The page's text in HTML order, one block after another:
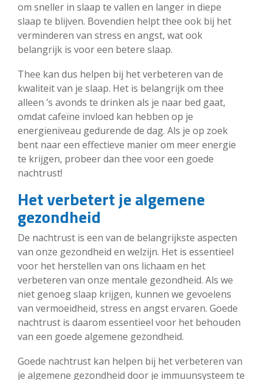
om sneller in slaap te vallen en langer in diepe
slaap te blijven. Bovendien helpt thee ook bij het
verminderen van stress en angst, wat ook
belangrijk is voor een betere slaap.
Thee kan dus helpen bij het verbeteren van de
kwaliteit van je slaap. Het is belangrijk om thee
alleen ’s avonds te drinken als je naar bed gaat,
omdat cafeïne invloed kan hebben op je
energieniveau gedurende de dag. Als je op zoek
bent naar een effectieve manier om meer energie
te krijgen, probeer dan thee voor een goede
nachtrust!
Het verbetert je algemene
gezondheid
De nachtrust is een van de belangrijkste aspecten
van onze gezondheid en welzijn. Het is essentieel
voor het herstellen van ons lichaam en het
verbeteren van onze mentale gezondheid. Als we
niet genoeg slaap krijgen, kunnen we gevoelens
van vermoeidheid, stress en angst ervaren. Goede
nachtrust is daarom essentieel voor het behouden
van een goede algemene gezondheid.
Goede nachtrust kan helpen bij het verbeteren van
je algemene gezondheid door je immuunsysteem te